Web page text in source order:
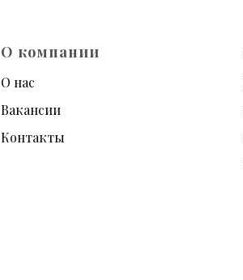
О компании
О нас
Вакансии
Контакты